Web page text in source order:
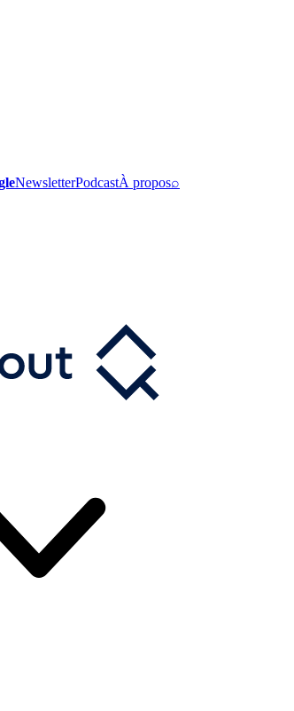
NewsletterPodcastÀ propos⌕